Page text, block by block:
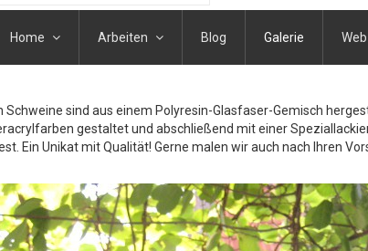
Home Arbeiten Blog Galerie Web
Schweine sind aus einem Polyresin-Glasfaser-Gemisch
gestaltet und abschließend mit einer
Ein Unikat mit Qualität! Gerne malen wir auch nach Ihren